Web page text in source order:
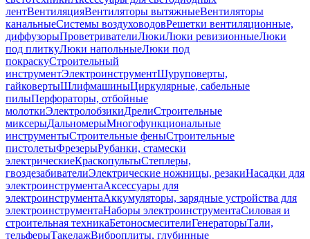
лентВентиляцияВентиляторы вытяжныеВентиляторы
канальныеСистемы воздуховодовРешетки вентиляционные,
диффузорыПроветривателиЛюкиЛюки ревизионныеЛюки
под плиткуЛюки напольныеЛюки под
покраскуСтроительный
инструментЭлектроинструментШуруповерты,
гайковертыШлифмашиныЦиркулярные, сабельные
пилыПерфораторы, отбойные
молоткиЭлектролобзикиДрелиСтроительные
миксерыДальномерыМногофункциональные
инструментыСтроительные феныСтроительные
пистолетыФрезерыРубанки, стамески
электрическиеКраскопультыСтеплеры,
гвоздезабивателиЭлектрические ножницы, резакиНасадки для
электроинструментаАксессуары для
электроинструментаАккумуляторы, зарядные устройства для
электроинструментаНаборы электроинструментаСиловая и
строительная техникаБетоносмесителиГенераторыТали,
тельферыТакелажВиброплиты, глубинные